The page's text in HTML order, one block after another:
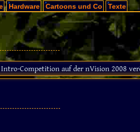
Hardware Cartoons und Co Texte
Competition auf der nVision 2008